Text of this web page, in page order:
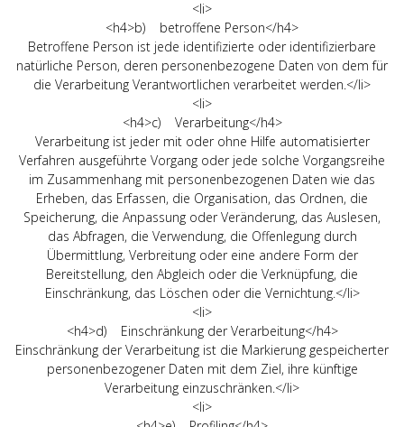
<li>
<h4>b) betroffene Person</h4>
Betroffene Person ist jede identifizierte oder identifizierbare
natürliche Person, deren personenbezogene Daten von dem für
die Verarbeitung Verantwortlichen verarbeitet werden.</li>
<li>
<h4>c) Verarbeitung</h4>
Verarbeitung ist jeder mit oder ohne Hilfe automatisierter
Verfahren ausgeführte Vorgang oder jede solche Vorgangsreihe
im Zusammenhang mit personenbezogenen Daten wie das
Erheben, das Erfassen, die Organisation, das Ordnen, die
Speicherung, die Anpassung oder Veränderung, das Auslesen,
das Abfragen, die Verwendung, die Offenlegung durch
Übermittlung, Verbreitung oder eine andere Form der
Bereitstellung, den Abgleich oder die Verknüpfung, die
Einschränkung, das Löschen oder die Vernichtung.</li>
<li>
<h4>d) Einschränkung der Verarbeitung</h4>
Einschränkung der Verarbeitung ist die Markierung gespeicherter
personenbezogener Daten mit dem Ziel, ihre künftige
Verarbeitung einzuschränken.</li>
<li>